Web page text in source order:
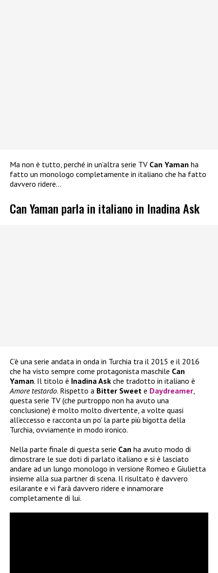
Ma non è tutto, perché in un’altra serie TV Can Yaman ha
fatto un monologo completamente in italiano che ha fatto
davvero ridere…
Can Yaman parla in italiano in Inadina Ask
C’è una serie andata in onda in Turchia tra il 2015 e il 2016
che ha visto sempre come protagonista maschile Can
Yaman. Il titolo è Inadina Ask che tradotto in italiano è
Amore testardo. Rispetto a Bitter Sweet e Daydreamer,
questa serie TV (che purtroppo non ha avuto una
conclusione) è molto molto divertente, a volte quasi
all’eccesso e racconta un po’ la parte più bigotta della
Turchia, ovviamente in modo ironico.
Nella parte finale di questa serie Can ha avuto modo di
dimostrare le sue doti di parlato italiano e si è lasciato
andare ad un lungo monologo in versione Romeo e Giulietta
insieme alla sua partner di scena. Il risultato è davvero
esilarante e vi farà davvero ridere e innamorare
completamente di lui.